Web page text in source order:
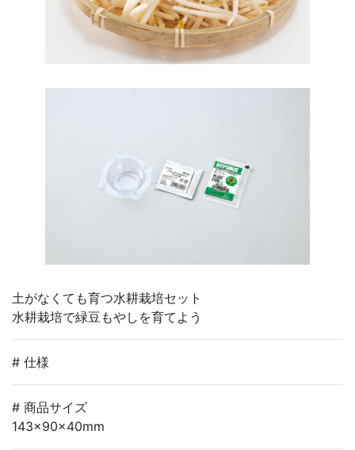
土がなくても育つ水耕栽培セット
水耕栽培で緑豆もやしを育てよう
# 仕様
# 商品サイズ
143×90×40mm